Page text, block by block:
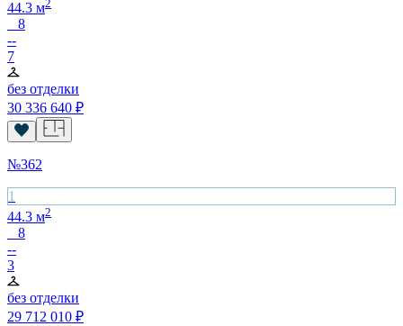
44.3 м2
8
--
7
без отделки
30 336 640 ₽
№362
1
44.3 м2
8
--
3
без отделки
29 712 010 ₽